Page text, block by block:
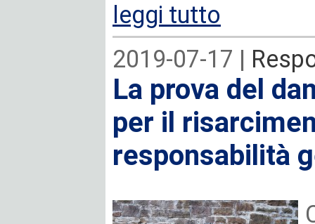
leggi tutto
2019-07-17 |
La prova del
per il
responsabilità